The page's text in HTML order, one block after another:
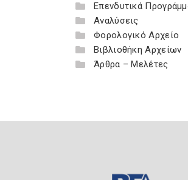
Επενδυτικά
Αναλύσεις
Φορολογικό Αρχείο
Βιβλιοθήκη Αρχείων
Άρθρα – Μελέτες